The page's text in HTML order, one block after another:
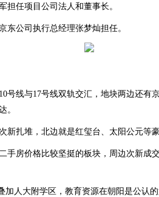
任项目公司法人和董事长。
公司执行总经理张梦灿担任。
线与17号线双轨交汇，地块两边还有
。
扎堆，北边就是红玺台、太阳公元等
房价格比较坚挺的板块，周边次新成
人大附学区，教育资源在朝阳是公认的